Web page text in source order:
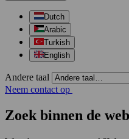
Dutch
Arabic
Turkish
English
Andere taal
Neem contact op
Zoek binnen de